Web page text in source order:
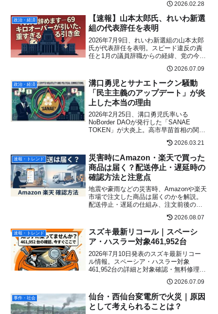
両論をわかりやすくまとめました。2026.02.28
政治・経済
【速報】山本太郎氏、れいわ新選
組の代表辞任を表明
2026年7月9日、れいわ新選組の山本太郎
氏が代表辞任を表明。スピード違反の責
任と1月の議員辞職からの経緯、党の今後
2026.07.09
政治・経済
溝口勇児とサナエトークン騒動
「民主主義のアップデート」が炎
上した本当の理由
2026年2月25日、溝口勇児氏率いる
NoBorder DAOが発行した「SANAE
TOKEN」が大炎上。高市早苗首相の関与
否定で価格急落。しかし溝口氏が目指し
たのは政治参加をWeb3で再設計する壮大
な構想だった。騒動の真相と今後を徹底
解説。
2026.03.21
速報・トレンド
災害時にAmazon・楽天で買った
商品は届く？配送停止・遅延時の
確認方法と注意点
地震や豪雨などの災害時、Amazonや楽天
市場で注文した商品は届くのかを解説。
配送停止・遅延の仕組み、注文前後の確
認手順、熊本地震時の配送状況、必要な
物を急ぐ場合の行動をまとめます。2026.08.07
速報・トレンド
スズキ最新リコール｜スペーシ
ア・ハスラー対象461,952台
2026年7月10日発表のスズキ最新リコー
ル情報。スペーシア・ハスラー対象
461,952台の詳細と対象確認・無料修理ま
2026.07.09
事件・社会
仙台・西仙台変電所で火災｜原因
として考えられることは？